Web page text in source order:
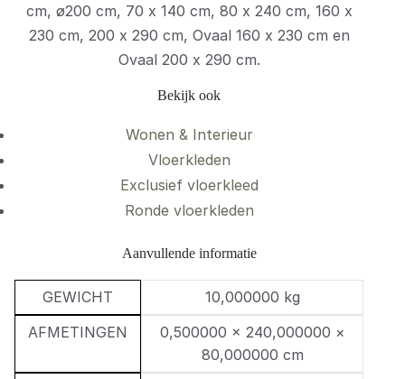
cm, ø200 cm, 70 x 140 cm, 80 x 240 cm, 160 x
230 cm, 200 x 290 cm, Ovaal 160 x 230 cm en
Ovaal 200 x 290 cm.
Bekijk ook
Wonen & Interieur
Vloerkleden
Exclusief vloerkleed
Ronde vloerkleden
Aanvullende informatie
GEWICHT
10,000000 kg
AFMETINGEN
0,500000 × 240,000000 ×
80,000000 cm